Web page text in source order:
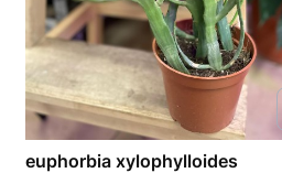
euphorbia xylophylloides